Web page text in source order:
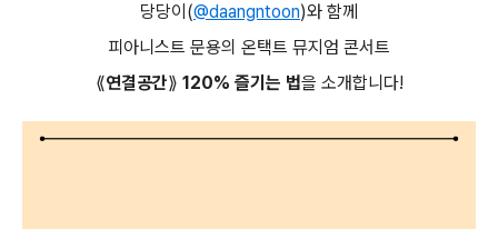
당당이(@daangntoon)와 함께
피아니스트 문용의 온택트 뮤지엄 콘서트
⟪연결공간⟫ 120% 즐기는 법을 소개합니다!